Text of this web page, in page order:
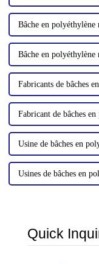
Bâche en
Bâche en
Fabricants de bâches
Fabricant de bâches
Usine de bâches en
Usines de bâches en
Quick